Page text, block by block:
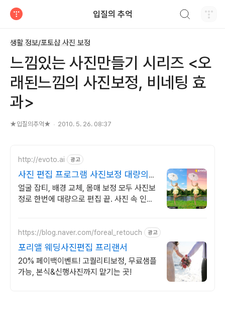
입질의 추억
생활 정보/포토샵 사진 보정
느낌있는 사진만들기 시리즈 <오
래된느낌의 사진보정, 비네팅 효
과>
★입질의추억★ 2010. 5. 26. 08:37
http://evoto.ai 광고
사진 편집 프로그램 사진보정 대량의
사진을 한번에 보정
얼굴 잡티, 배경 교체, 몸매 보정 모두 사진보
정로 한번에 대량으로 편집 끝. 사진 속 인물
https://blog.naver.com/foreal_retouch 광고
포리앨 웨딩사진편집 프리랜서
20% 페이백이벤트! 고퀄리티보정, 무료샘플
가능, 본식&신행사진까지 맡기는 곳!